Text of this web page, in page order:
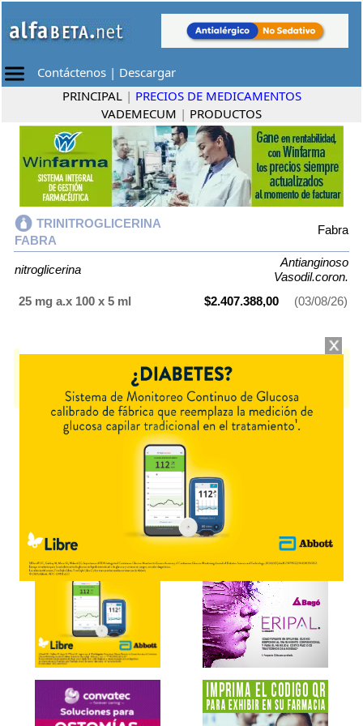
Contáctenos | Descargar
PRINCIPAL | PRECIOS DE MEDICAMENTOS
VADEMECUM | PRODUCTOS
TRINITROGLICERINA
FABRA
Fabra
nitroglicerina
Antianginoso
Vasodil.coron.
25 mg a.x 100 x 5 ml
$2.407.388,00 (03/08/26)
TRINITROGLICERINA FABRA contienenitroglicerina
Antianginoso Vasodil.coron.. Es producido porFabra
presentación disponible.
Explorar más
Otros productos connitroglicerina
Otros productos deFabra